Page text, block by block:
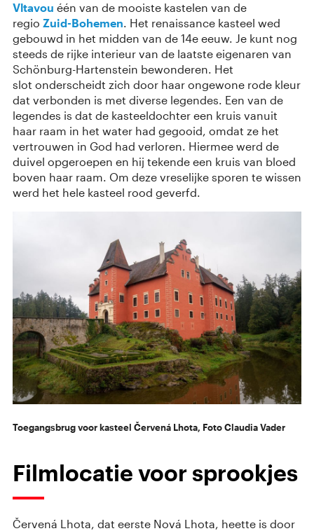
Vltavou één van de mooiste kastelen van de
regio Zuid-Bohemen. Het renaissance kasteel wed
gebouwd in het midden van de 14e eeuw. Je kunt nog
steeds de rijke interieur van de laatste eigenaren van
Schönburg-Hartenstein bewonderen. Het
slot onderscheidt zich door haar ongewone rode kleur
dat verbonden is met diverse legendes. Een van de
legendes is dat de kasteeldochter een kruis vanuit
haar raam in het water had gegooid, omdat ze het
vertrouwen in God had verloren. Hiermee werd de
duivel opgeroepen en hij tekende een kruis van bloed
boven haar raam. Om deze vreselijke sporen te wissen
werd het hele kasteel rood geverfd.
Toegangsbrug voor kasteel Červená Lhota, Foto Claudia Vader
Filmlocatie voor sprookjes
Červená Lhota, dat eerste Nová Lhota, heette is door